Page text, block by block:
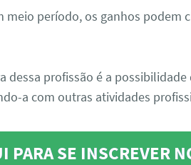
meio período, os ganhos podem
dessa profissão é a possibilidade
a com outras atividades
PARA SE INSCREVER